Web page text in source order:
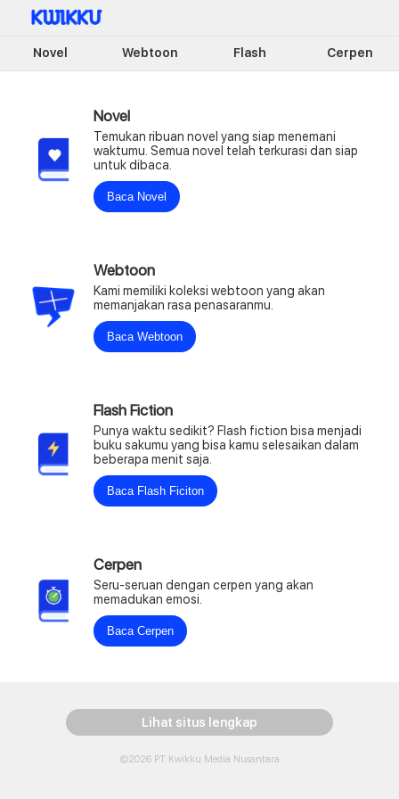
Novel Webtoon Flash Cerpen
Novel
Temukan ribuan novel yang siap menemani
waktumu. Semua novel telah terkurasi dan siap
untuk dibaca.
Baca Novel
Webtoon
Kami memiliki koleksi webtoon yang akan
memanjakan rasa penasaranmu.
Baca Webtoon
Flash Fiction
Punya waktu sedikit? Flash fiction bisa menjadi
buku sakumu yang bisa kamu selesaikan dalam
beberapa menit saja.
Baca Flash Ficiton
Cerpen
Seru-seruan dengan cerpen yang akan
memadukan emosi.
Baca Cerpen
Lihat situs lengkap
©2026 PT Kwikku Media Nusantara